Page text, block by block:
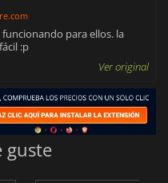
para ellos. la
:p
Ver original
guste